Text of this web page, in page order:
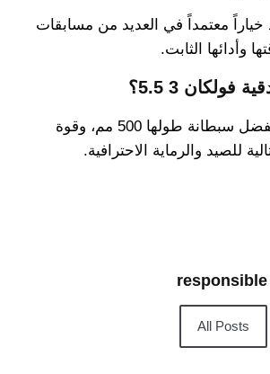
خياراً معتمداً في العديد من مسابقات
وأدائها الثابت.
فولكان 3 5.5؟
توفر دقة عالية بفضل سبطانة طولها 500 مم، وقوة
للصيد والرماية الاحترافية.
responsible
All Posts